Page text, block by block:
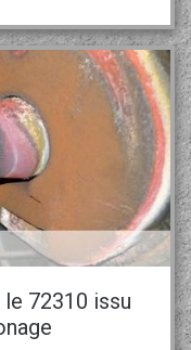
72310 issu